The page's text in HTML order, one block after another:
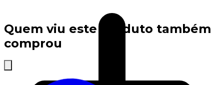
Quem viu este produto também
comprou